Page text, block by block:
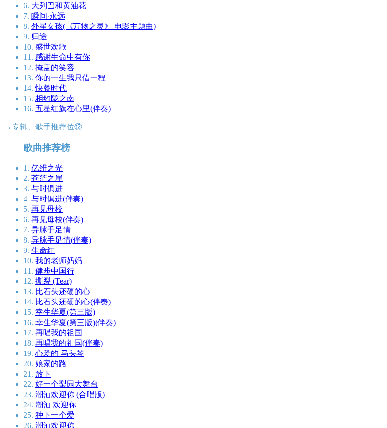
6. 大列巴和黄油花
7. 瞬间·永远
8. 外星女孩(《万物之灵》 电影主题曲)
9. 归途
10. 盛世欢歌
11. 感谢生命中有你
12. 掩盖的笑容
13. 你的一生我只借一程
14. 快餐时代
15. 相约陇之南
16. 五星红旗在心里(伴奏)
→专辑、歌手推荐位⑫
歌曲推荐榜
1. 亿维之光
2. 苍茫之崖
3. 与时俱进
4. 与时俱进(伴奏)
5. 再见母校
6. 再见母校(伴奏)
7. 异脉手足情
8. 异脉手足情(伴奏)
9. 生命红
10. 我的老师妈妈
11. 健步中国行
12. 撕裂 (Tear)
13. 比石头还硬的心
14. 比石头还硬的心(伴奏)
15. 幸生华夏(第三版)
16. 幸生华夏(第三版)(伴奏)
17. 再唱我的祖国
18. 再唱我的祖国(伴奏)
19. 心爱的 马头琴
20. 娘家的路
21. 放下
22. 好一个梨园大舞台
23. 潮汕欢迎你 (合唱版)
24. 潮汕 欢迎你
25. 种下一个爱
26. 潮汕欢迎你